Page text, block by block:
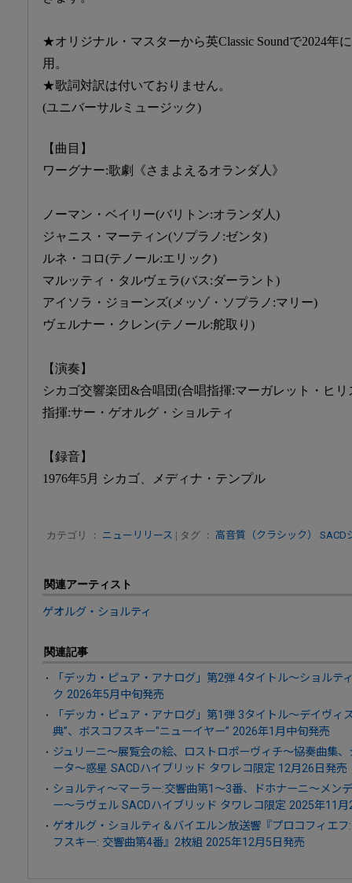
★オリジナル・マスターから英Classic Soundで2024年
用。
★歌詞対訳は付いておりません。
(ユニバーサルミュージック)
【曲目】
ワーグナー:歌劇《さまよえるオランダ人》
ノーマン・ベイリー(バリトン:オランダ人)
ジャニス・マーティン(ソプラノ:ゼンタ)
ルネ・コロ(テノール:エリック)
マルッティ・タルヴェラ(バス:ダーラント)
アイソラ・ジョーンズ(メッゾ・ソプラノ:マリー)
ヴェルナー・クレン(テノール:舵取り)
【演奏】
シカゴ交響楽団&合唱団(合唱指揮:マーガレット・ヒリ
指揮:サー・ゲオルグ・ショルティ
【録音】
1976年5月 シカゴ、メディナ・テンプル
カテゴリ ： ニューリリース | タグ ： 高音質（クラシック） SACD
関連アーティスト
ゲオルグ・ショルティ
関連記事
「デッカ・ピュア・アナログ」第2弾 4タイトル～ショルテ
ク 2026年5月中旬発売
「デッカ・ピュア・アナログ」第1弾 3タイトル～デイヴィ
典”、ボスコフスキー"ニューイヤー” 2026年1月中旬発売
ジュリーニ～展覧会の絵、ロストロポーヴィチ～協奏曲集
ータ～惑星 SACDハイブリッド タワレコ限定 12月26日発売
ショルティ～マーラー:交響曲第1～3番、ドホナーニ～メン
ー～ラヴェル SACDハイブリッド タワレコ限定 2025年11
ゲオルグ・ショルティ＆バイエルン放送響『プロコフィエ
フスキー: 交響曲第4番』2枚組 2025年12月5日発売